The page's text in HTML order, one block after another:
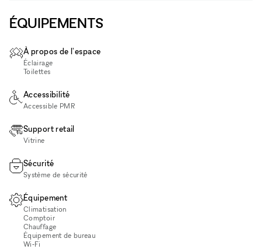
ÉQUIPEMENTS
À propos de l'espace
Éclairage
Toilettes
Accessibilité
Accessible PMR
Support retail
Vitrine
Sécurité
Système de sécurité
Équipement
Climatisation
Comptoir
Chauffage
Équipement de bureau
Wi‑Fi